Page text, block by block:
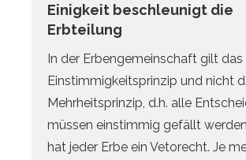
Einigkeit beschleunigt die
Erbteilung
In der Erbengemeinschaft gilt das
Einstimmigkeitsprinzip und nicht
Mehrheitsprinzip, d.h. alle
müssen einstimmig gefällt
hat jeder Erbe ein Vetorecht. Je